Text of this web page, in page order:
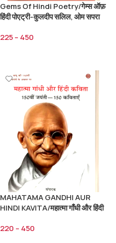
Gems Of Hindi Poetry/गेम्स ऑफ़
हिंदी पोएट्री-कुलदीप सलिल, ओम सपरा
225– 450
MAHATAMA GANDHI AUR
HINDI KAVITA/महात्मा गाँधी और हिंदी
450/-HB
220 – 450